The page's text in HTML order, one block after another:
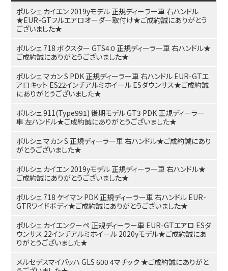
ポルシェ カイエン 2019yモデル 正規ディーラー車 右ハンドル
★EUR-GTフルエアロオーダー取付け★ご成約誠にありがとう
ございました★
ポルシェ 718 ボクスター GTS4.0 正規ディーラー車 右ハンドル★
ご成約誠にありがとうございました★
ポルシェ マカン S PDK 正規ディーラー車 右ハンドル EUR-GTエ
アロキット ES22インチアルミホイール ESダウンサス★ご成約誠
にありがとうございました★
ポルシェ 911(Type991) 後期モデル GT3 PDK 正規ディーラー
車 左ハンドル★ご成約誠にありがとうございました★
ポルシェ マカン S 正規ディーラー車 右ハンドル★ご成約誠にあり
がとうございました★
ポルシェ カイエン 2019yモデル 正規ディーラー車 右ハンドル★
ご成約誠にありがとうございました★
ポルシェ 718 ケイマン PDK 正規ディーラー車 右ハンドル EUR-
GTRワイドボディ★ご成約誠にありがとうございました★
ポルシェ カイエンクーペ 正規ディーラー車 EUR-GTエアロ ESダ
ウンサス 22インチアルミホイール 2020yモデル★ご成約誠にあ
りがとうございました★
メルセデスマイバッハ GLS 600 4マチック ★ご成約誠にありがと